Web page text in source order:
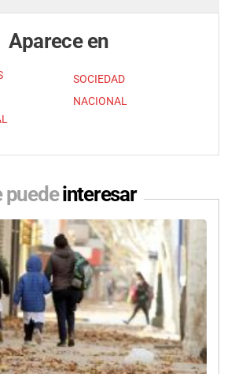
Aparece en
SOCIEDAD
NACIONAL
puedeinteresar